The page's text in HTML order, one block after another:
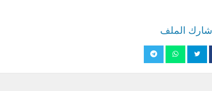
شارك الملف